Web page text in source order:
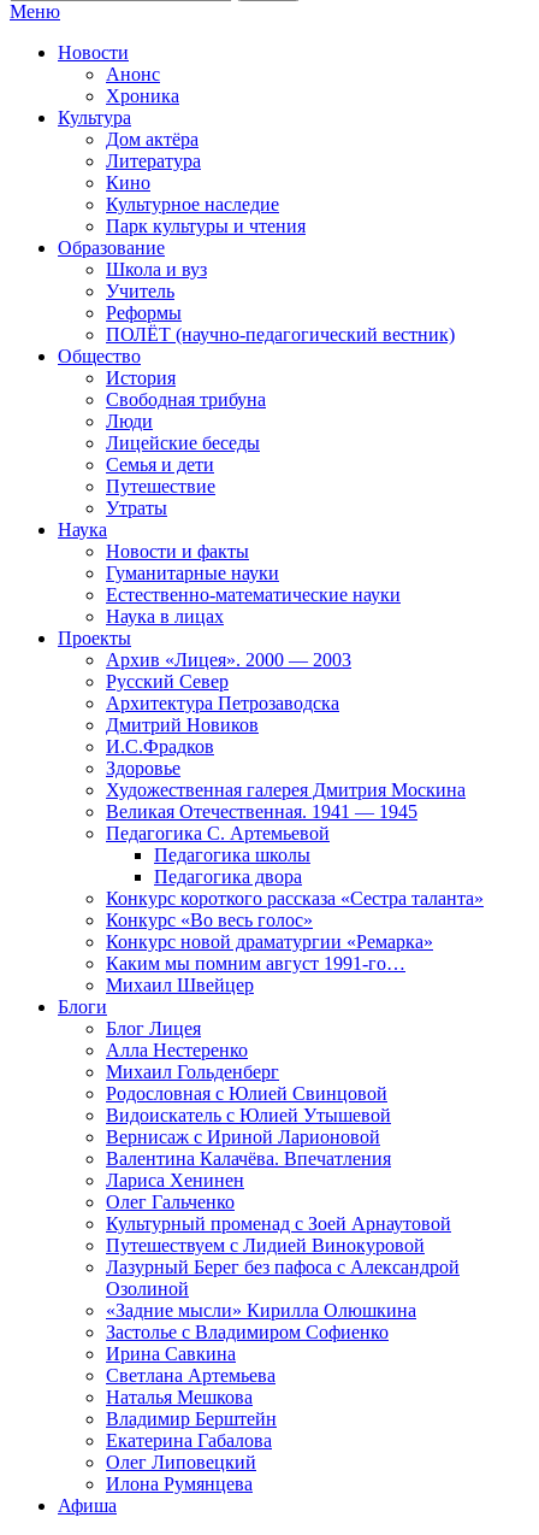
Меню
Новости
Анонс
Хроника
Культура
Дом актёра
Литература
Кино
Культурное наследие
Парк культуры и чтения
Образование
Школа и вуз
Учитель
Реформы
ПОЛЁТ (научно-педагогический вестник)
Общество
История
Свободная трибуна
Люди
Лицейские беседы
Семья и дети
Путешествие
Утраты
Наука
Новости и факты
Гуманитарные науки
Естественно-математические науки
Наука в лицах
Проекты
Архив «Лицея». 2000 — 2003
Русский Север
Архитектура Петрозаводска
Дмитрий Новиков
И.С.Фрадков
Здоровье
Художественная галерея Дмитрия Москина
Великая Отечественная. 1941 — 1945
Педагогика С. Артемьевой
Педагогика школы
Педагогика двора
Конкурс короткого рассказа «Сестра таланта»
Конкурс «Во весь голос»
Конкурс новой драматургии «Ремарка»
Каким мы помним август 1991-го…
Михаил Швейцер
Блоги
Блог Лицея
Алла Нестеренко
Михаил Гольденберг
Родословная с Юлией Свинцовой
Видоискатель с Юлией Утышевой
Вернисаж с Ириной Ларионовой
Валентина Калачёва. Впечатления
Лариса Хенинен
Олег Гальченко
Культурный променад с Зоей Арнаутовой
Путешествуем с Лидией Винокуровой
Лазурный Берег без пафоса с Александрой
Озолиной
«Задние мысли» Кирилла Олюшкина
Застолье с Владимиром Софиенко
Ирина Савкина
Светлана Артемьева
Наталья Мешкова
Владимир Берштейн
Екатерина Габалова
Олег Липовецкий
Илона Румянцева
Афиша